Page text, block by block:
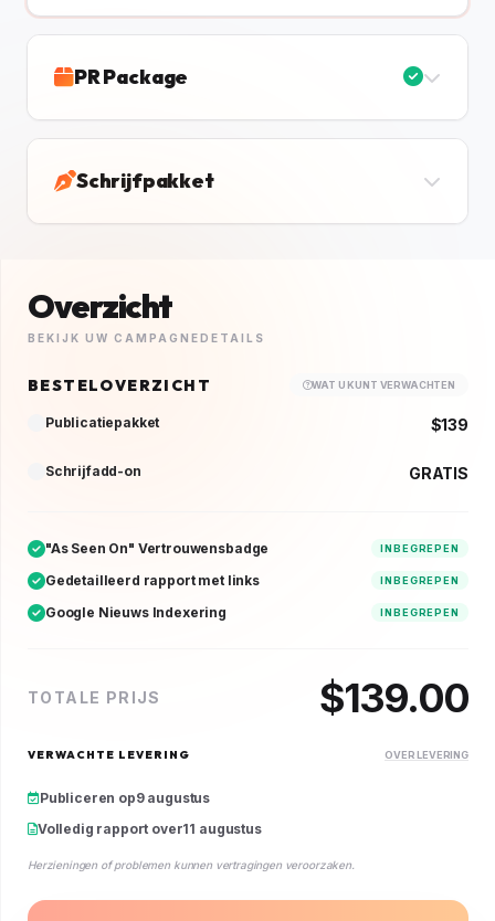
PR Package
Schrijfpakket
Overzicht
BEKIJK UW CAMPAGNEDETAILS
BESTELOVERZICHT WAT U KUNT VERWACHTEN
Publicatiepakket $139
Schrijfadd-on GRATIS
"As Seen On" Vertrouwensbadge INBEGREPEN
Gedetailleerd rapport met links INBEGREPEN
Google Nieuws Indexering INBEGREPEN
TOTALE PRIJS $139.00
VERWACHTE LEVERING OVER LEVERING
Publiceren op9 augustus
Volledig rapport over11 augustus
Herzieningen of problemen kunnen vertragingen veroorzaken.